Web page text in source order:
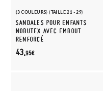
(3 COULEURS) (TAILLE 21 - 29)
SANDALES POUR ENFANTS
NOBUTEX AVEC EMBOUT
RENFORCÉ
43,95€